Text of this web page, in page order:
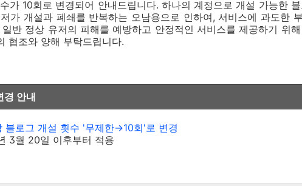
가 10회로 변경되어 안내드립니다. 하나의 계정으로 개설 가능한
가 개설과 폐쇄를 반복하는 오남용으로 인하여, 서비스에 과도한
반 정상 유저의 피해를 예방하고 안정적인 서비스를 제공하기 위
협조와 양해 부탁드립니다.
경 안내
블로그 개설 횟수 '무제한→10회'로 변경
3월 20일 이후부터 적용